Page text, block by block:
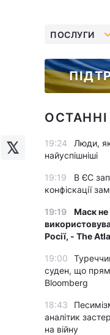
ПОСЛУГИ
19:24
Люди,
найуспішніші
19:19
В ЄС
конфіскації
19:19
Маск не
Росії, - The
19:00
суден, що
Bloomberg
18:43
аналітик
на війну